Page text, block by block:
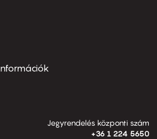
Jegyrendelés központi szám
+36 1 224 5650